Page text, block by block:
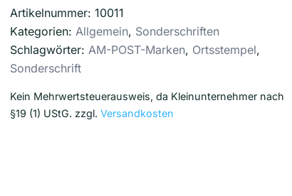
Ein-
und
Zweikreis-
Ortsstempel
nach
1945
Artikelnummer: 10011
Kategorien: Allgemein, Sonderschriften
Schlagwörter: AM-POST-Marken, Ortsstempel,
Sonderschrift
Kein Mehrwertsteuerausweis, da Kleinunternehmer nach
§19 (1) UStG. zzgl. Versandkosten